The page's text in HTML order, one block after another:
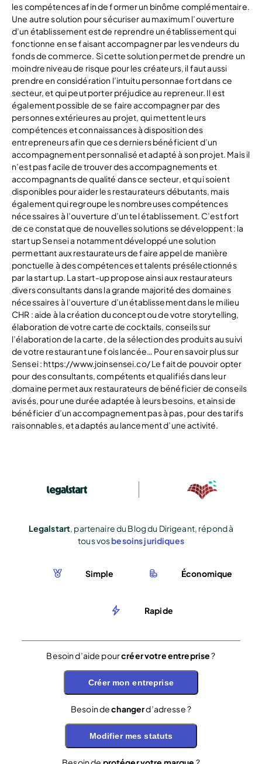
les compétences afin de former un binôme complémentaire.
Une autre solution pour sécuriser au maximum l’ouverture
d’un établissement est de reprendre un établissement qui
fonctionne en se faisant accompagner par les vendeurs du
fonds de commerce. Si cette solution permet de prendre un
moindre niveau de risque pour les créateurs, il faut aussi
prendre en considération l’intuitu personnae fort dans ce
secteur, et qui peut porter préjudice au repreneur. Il est
également possible de se faire accompagner par des
personnes extérieures au projet, qui mettent leurs
compétences et connaissances à disposition des
entrepreneurs afin que ces derniers bénéficient d’un
accompagnement personnalisé et adapté à son projet. Mais il
n’est pas facile de trouver des accompagnements et
accompagnants de qualité dans ce secteur, et qui soient
disponibles pour aider les restaurateurs débutants, mais
également qui regroupe les nombreuses compétences
nécessaires à l’ouverture d’un tel établissement. C’est fort
de ce constat que de nouvelles solutions se développent : la
start up Sensei a notamment développé une solution
permettant aux restaurateurs de faire appel de manière
ponctuelle à des compétences et talents présélectionnés
par la start up. La start-up propose ainsi aux restaurateurs
divers consultants dans la grande majorité des domaines
nécessaires à l’ouverture d’un établissement dans le milieu
CHR : aide à la création du concept ou de votre storytelling,
élaboration de votre carte de cocktails, conseils sur
l’élaboration de la carte, de la sélection des produits au suivi
de votre restaurant une fois lancée… Pour en savoir plus sur
Sensei : https://www.joinsensei.co/ Le fait de pouvoir opter
pour des consultants, compétents et qualifiés dans leur
domaine permet aux restaurateurs de bénéficier de conseils
avisés, pour une durée adaptée à leurs besoins, et ainsi de
bénéficier d’un accompagnement pas à pas, pour des tarifs
raisonnables, et adaptés au lancement d’une activité.
Legalstart , partenaire du Blog du Dirigeant, répond à
tous vosbesoins juridiques
Simple Économique
Rapide
Besoin d’aide pourcréer votre entreprise?
Créer mon entreprise
Besoin dechangerd’adresse ?
Modifier mes statuts